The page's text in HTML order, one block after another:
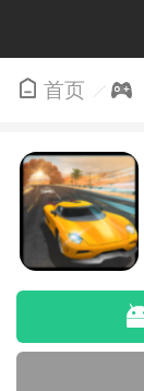
首页